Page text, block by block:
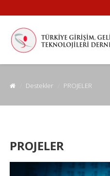
Destekler PROJELER
PROJELER